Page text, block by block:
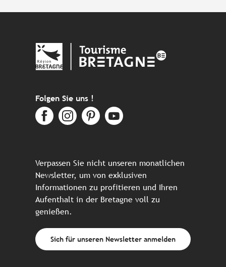
Folgen Sie uns !
Verpassen Sie nicht unseren monatlichen
Newsletter, um von exklusiven
Informationen zu profitieren und Ihren
Aufenthalt in der Bretagne voll zu
genießen.
Sich für unseren Newsletter anmelden